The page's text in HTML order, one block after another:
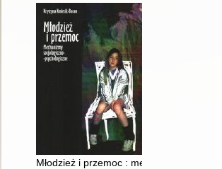
Młodzież i przemoc : mechanizmy